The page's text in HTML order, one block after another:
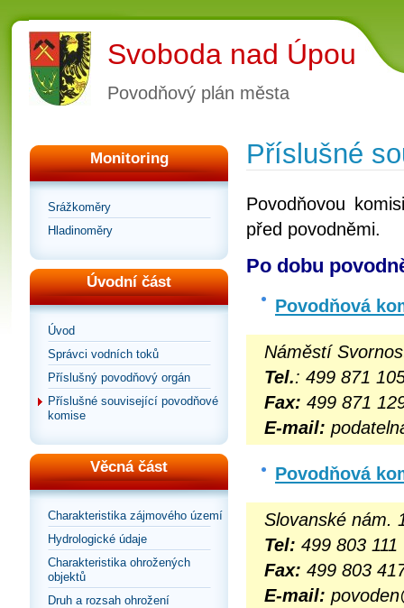
Svoboda nad Úpou
Povodňový plán města
Monitoring
Srážkoměry
Hladinoměry
Úvodní část
Úvod
Správci vodních toků
Příslušný povodňový orgán
Příslušné související povodňové
komise
Věcná část
Charakteristika zájmového území
Hydrologické údaje
Charakteristika ohrožených
objektů
Druh a rozsah ohrožení
Příslušné
Povodňovou
před povodněmi.
Po dobu
Povodňová
Náměstí
Tel.: 499 871
Fax: 499 871
E-mail:
Povodňová
Slovanské nám.
Tel: 499 803 111
Fax: 499 803
E-mail: